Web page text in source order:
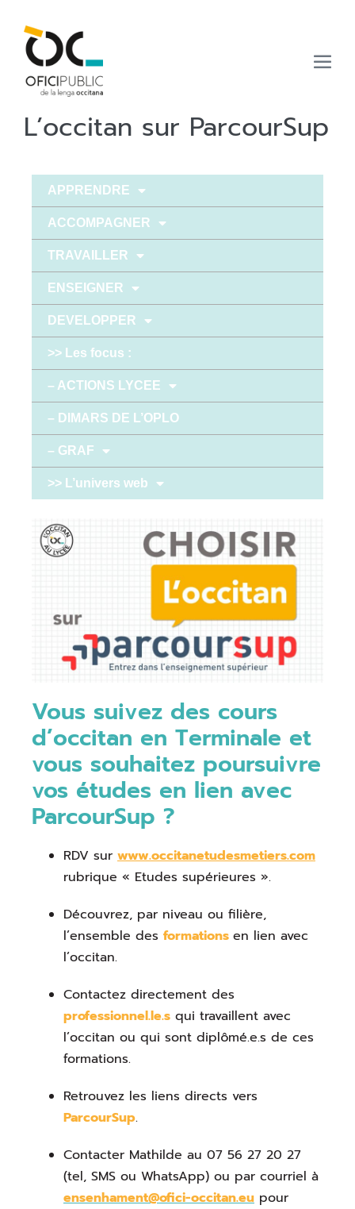
L’occitan sur ParcourSup
APPRENDRE
ACCOMPAGNER
TRAVAILLER
ENSEIGNER
DEVELOPPER
>> Les focus :
– ACTIONS LYCEE
– DIMARS DE L’OPLO
– GRAF
>> L’univers web
Vous suivez des cours
d’occitan en Terminale et
vous souhaitez poursuivre
vos études en lien avec
ParcourSup ?
RDV sur www.occitanetudesmetiers.com
rubrique « Etudes supérieures ».
Découvrez, par niveau ou filière,
l’ensemble des formations en lien avec
l’occitan.
Contactez directement des
professionnel.le.s qui travaillent avec
l’occitan ou qui sont diplômé.e.s de ces
formations.
Retrouvez les liens directs vers
ParcourSup.
Contacter Mathilde au 07 56 27 20 27
(tel, SMS ou WhatsApp) ou par courriel à
ensenhament@ofici-occitan.eu pour